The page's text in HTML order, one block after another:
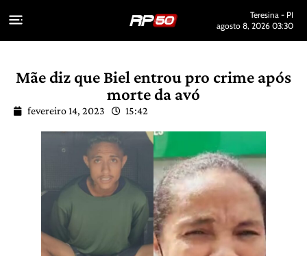
Teresina - PI
agosto 8, 2026 03:30
Mãe diz que Biel entrou pro crime após
morte da avó
fevereiro 14, 2023 15:42